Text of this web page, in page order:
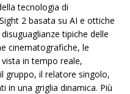
tecnologia di
2 basata su AI e ottiche
tipiche delle
cinematografiche, le
in tempo reale,
gruppo, il relatore singolo,
in una griglia dinamica. Più